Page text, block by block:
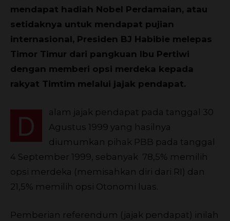
mendapat hadiah Nobel Perdamaian, atau
setidaknya untuk mendapat pujian
internasional, Presiden BJ Habibie melepas
Timor Timur dari pangkuan Ibu Pertiwi
dengan memberi opsi merdeka kepada
rakyat Timtim melalui jajak pendapat.
D
alam jajak pendapat pada tanggal 30
Agustus 1999 yang hasilnya
diumumkan pihak PBB pada tanggal
4 September 1999, sebanyak 78,5% memilih
opsi merdeka (memisahkan diri dari RI) dan
21,5% memilih opsi Otonomi luas.
Pemberian referendum (jajak pendapat) inilah